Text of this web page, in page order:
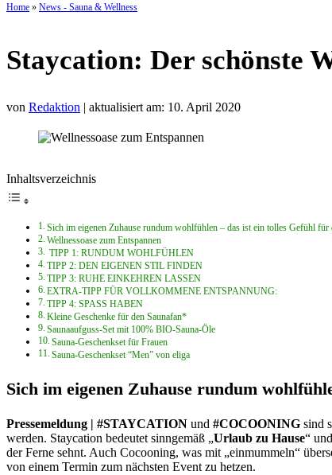
Home » News - Sauna & Wellness
Staycation: Der schönste
von Redaktion | aktualisiert am: 10. April 2020
Inhaltsverzeichnis
Sich im eigenen Zuhause rundum wohlfühlen – das ist ein tolles Gefühl für
Wellnessoase zum Entspannen
TIPP 1: RUNDUM WOHLFÜHLEN
TIPP 2: DEN EIGENEN STIL FINDEN
TIPP 3: RUHE EINKEHREN LASSEN
EXTRA-TIPP FÜR VOLLKOMMENE ENTSPANNUNG:
TIPP 4: SPASS HABEN
Kleine Geschenke für den Saunafan*
Saunaaufguss-Set mit 100% BIO-Sauna-Öle
Sauna-Geschenkset für Frauen
Sauna-Geschenkset “Men” von eliga
Sich im eigenen Zuhause rundum
Pressemeldung | #STAYCATION und #COCOONING sind
werden. Staycation bedeutet sinngemäß „Urlaub zu Hause“
der Ferne sehnt. Auch Cocooning, was mit „einmummeln“
von einem Termin zum nächsten Event zu hetzen.